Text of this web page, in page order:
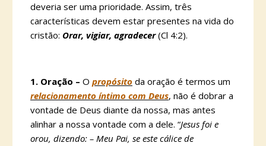
deveria ser uma prioridade. Assim, três
características devem estar presentes na vida do
cristão: Orar, vigiar, agradecer(Cl 4:2).
1. Oração – O propósito da oração é termos um
relacionamento íntimo com Deus, não é dobrar a
vontade de Deus diante da nossa, mas antes
alinhar a nossa vontade com a dele. “Jesus foi e
orou, dizendo: – Meu Pai, se este cálice de